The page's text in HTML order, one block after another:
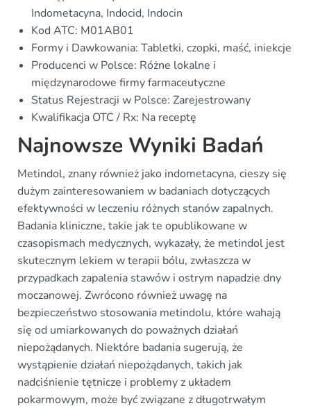
Indometacyna, Indocid, Indocin
Kod ATC: M01AB01
Formy i Dawkowania: Tabletki, czopki, maść, iniekcje
Producenci w Polsce: Różne lokalne i
międzynarodowe firmy farmaceutyczne
Status Rejestracji w Polsce: Zarejestrowany
Kwalifikacja OTC / Rx: Na receptę
Najnowsze Wyniki Badań
Metindol, znany również jako indometacyna, cieszy się
dużym zainteresowaniem w badaniach dotyczących
efektywności w leczeniu różnych stanów zapalnych.
Badania kliniczne, takie jak te opublikowane w
czasopismach medycznych, wykazały, że metindol jest
skutecznym lekiem w terapii bólu, zwłaszcza w
przypadkach zapalenia stawów i ostrym napadzie dny
moczanowej. Zwrócono również uwagę na
bezpieczeństwo stosowania metindolu, które wahają
się od umiarkowanych do poważnych działań
niepożądanych. Niektóre badania sugerują, że
wystąpienie działań niepożądanych, takich jak
nadciśnienie tętnicze i problemy z układem
pokarmowym, może być związane z długotrwałym